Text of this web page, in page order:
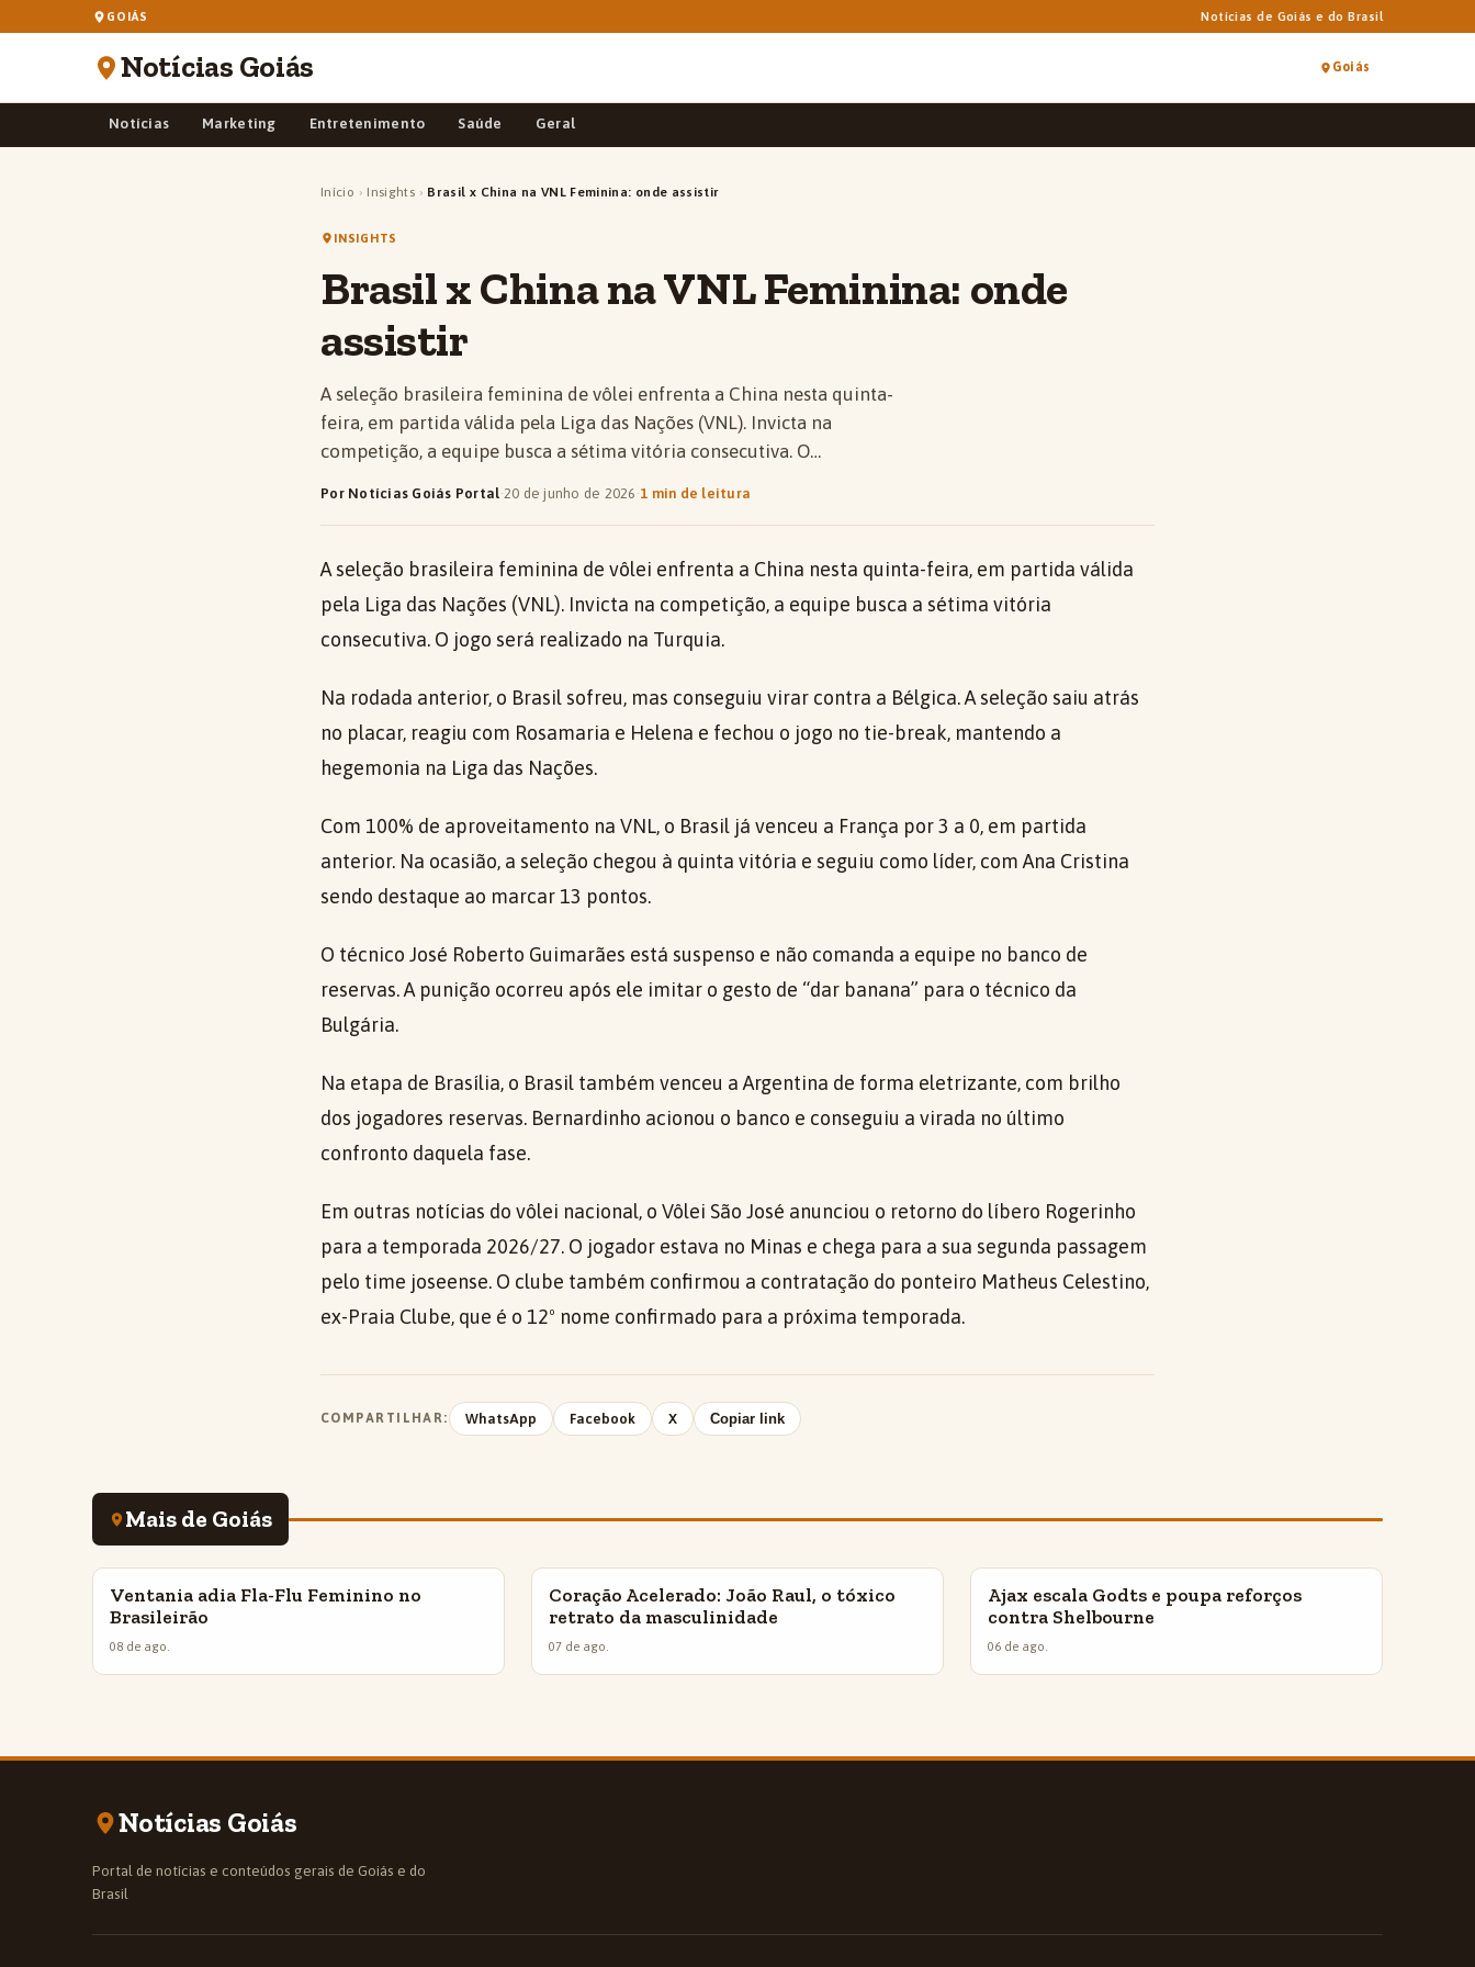
GOIÁS Notícias de Goiás e do Brasil
Notícias Goiás Goiás
Notícias Marketing Entretenimento Saúde Geral
Início › Insights › Brasil x China na VNL Feminina: onde assistir
INSIGHTS
Brasil x China na VNL Feminina: onde
assistir
A seleção brasileira feminina de vôlei enfrenta a China nesta quinta-
feira, em partida válida pela Liga das Nações (VNL). Invicta na
competição, a equipe busca a sétima vitória consecutiva. O…
Por Notícias Goiás Portal·20 de junho de 2026 ·1 min de leitura
A seleção brasileira feminina de vôlei enfrenta a China nesta quinta-feira, em partida válida
pela Liga das Nações (VNL). Invicta na competição, a equipe busca a sétima vitória
consecutiva. O jogo será realizado na Turquia.
Na rodada anterior, o Brasil sofreu, mas conseguiu virar contra a Bélgica. A seleção saiu atrás
no placar, reagiu com Rosamaria e Helena e fechou o jogo no tie-break, mantendo a
hegemonia na Liga das Nações.
Com 100% de aproveitamento na VNL, o Brasil já venceu a França por 3 a 0, em partida
anterior. Na ocasião, a seleção chegou à quinta vitória e seguiu como líder, com Ana Cristina
sendo destaque ao marcar 13 pontos.
O técnico José Roberto Guimarães está suspenso e não comanda a equipe no banco de
reservas. A punição ocorreu após ele imitar o gesto de “dar banana” para o técnico da
Bulgária.
Na etapa de Brasília, o Brasil também venceu a Argentina de forma eletrizante, com brilho
dos jogadores reservas. Bernardinho acionou o banco e conseguiu a virada no último
confronto daquela fase.
Em outras notícias do vôlei nacional, o Vôlei São José anunciou o retorno do líbero Rogerinho
para a temporada 2026/27. O jogador estava no Minas e chega para a sua segunda passagem
pelo time joseense. O clube também confirmou a contratação do ponteiro Matheus Celestino,
ex-Praia Clube, que é o 12º nome confirmado para a próxima temporada.
COMPARTILHAR: WhatsApp Facebook X Copiar link
Mais de Goiás
INSIGHTS
Ventania adia Fla-Flu Feminino no
Brasileirão
08 de ago.
INSIGHTS
Coração Acelerado: João Raul, o tóxico
retrato da masculinidade
07 de ago.
INSIGHTS
Ajax escala Godts e poupa reforços
contra Shelbourne
06 de ago.
Notícias Goiás
Portal de notícias e conteúdos gerais de Goiás e do
Brasil